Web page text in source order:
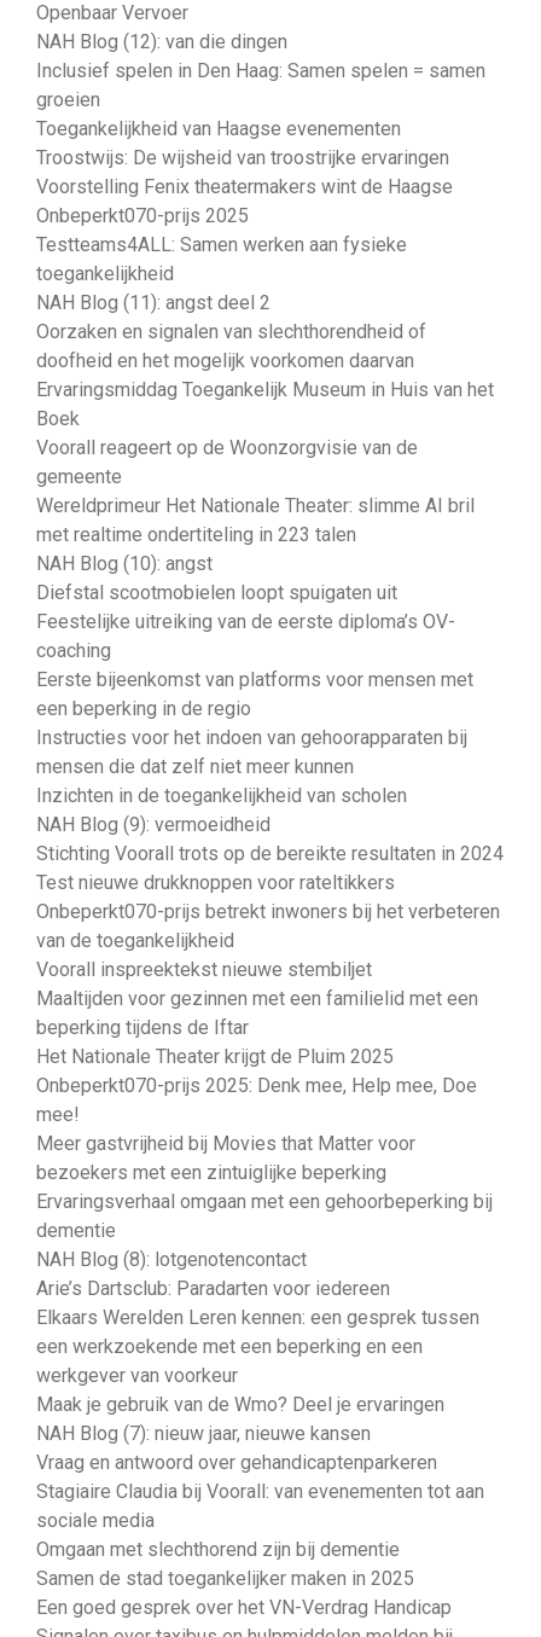
Openbaar Vervoer
NAH Blog (12): van die dingen
Inclusief spelen in Den Haag: Samen spelen = samen
groeien
Toegankelijkheid van Haagse evenementen
Troostwijs: De wijsheid van troostrijke ervaringen
Voorstelling Fenix theatermakers wint de Haagse
Onbeperkt070-prijs 2025
Testteams4ALL: Samen werken aan fysieke
toegankelijkheid
NAH Blog (11): angst deel 2
Oorzaken en signalen van slechthorendheid of
doofheid en het mogelijk voorkomen daarvan
Ervaringsmiddag Toegankelijk Museum in Huis van het
Boek
Voorall reageert op de Woonzorgvisie van de
gemeente
Wereldprimeur Het Nationale Theater: slimme AI bril
met realtime ondertiteling in 223 talen
NAH Blog (10): angst
Diefstal scootmobielen loopt spuigaten uit
Feestelijke uitreiking van de eerste diploma’s OV-
coaching
Eerste bijeenkomst van platforms voor mensen met
een beperking in de regio
Instructies voor het indoen van gehoorapparaten bij
mensen die dat zelf niet meer kunnen
Inzichten in de toegankelijkheid van scholen
NAH Blog (9): vermoeidheid
Stichting Voorall trots op de bereikte resultaten in 2024
Test nieuwe drukknoppen voor rateltikkers
Onbeperkt070-prijs betrekt inwoners bij het verbeteren
van de toegankelijkheid
Voorall inspreektekst nieuwe stembiljet
Maaltijden voor gezinnen met een familielid met een
beperking tijdens de Iftar
Het Nationale Theater krijgt de Pluim 2025
Onbeperkt070-prijs 2025: Denk mee, Help mee, Doe
mee!
Meer gastvrijheid bij Movies that Matter voor
bezoekers met een zintuiglijke beperking
Ervaringsverhaal omgaan met een gehoorbeperking bij
dementie
NAH Blog (8): lotgenotencontact
Arie’s Dartsclub: Paradarten voor iedereen
Elkaars Werelden Leren kennen: een gesprek tussen
een werkzoekende met een beperking en een
werkgever van voorkeur
Maak je gebruik van de Wmo? Deel je ervaringen
NAH Blog (7): nieuw jaar, nieuwe kansen
Vraag en antwoord over gehandicaptenparkeren
Stagiaire Claudia bij Voorall: van evenementen tot aan
sociale media
Omgaan met slechthorend zijn bij dementie
Samen de stad toegankelijker maken in 2025
Een goed gesprek over het VN-Verdrag Handicap